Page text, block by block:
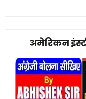
अमेरिकन